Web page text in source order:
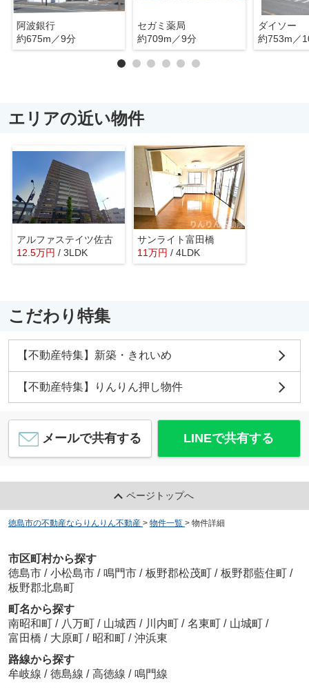
阿波銀行
約675m／9分
セガミ薬局
約709m／9分
ダイソー
約753m／
エリアの近い物件
アルファステイツ佐古
12.5万円 / 3LDK
サンライト富田橋
11万円 / 4LDK
こだわり特集
【不動産特集】新築・きれいめ
【不動産特集】りんりん押し物件
メールで共有する LINEで共有する
ページトップへ
徳島市の不動産ならりんりん不動産 > 物件一覧 > 物件詳細
市区町村から探す
徳島市 / 小松島市 / 鳴門市 / 板野郡松茂町 / 板野郡藍住町 /
板野郡北島町
町名から探す
南昭和町 / 八万町 / 山城西 / 川内町 / 名東町 / 山城町 /
富田橋 / 大原町 / 昭和町 / 沖浜東
路線から探す
牟岐線 / 徳島線 / 高徳線 / 鳴門線